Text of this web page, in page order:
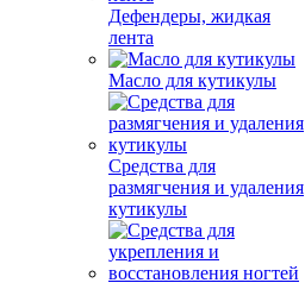
Дефендеры, жидкая
лента
Масло для кутикулы
Средства для
размягчения и удаления
кутикулы